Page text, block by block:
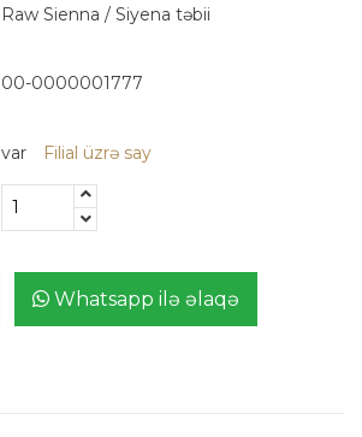
Raw Sienna / Siyena təbii
00-0000001777
var Filial üzrə say
Whatsapp ilə əlaqə